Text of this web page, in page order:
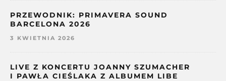
PRZEWODNIK: PRIMAVERA SOUND
BARCELONA 2026
3 KWIETNIA 2026
LIVE Z KONCERTU JOANNY SZUMACHER
I PAWŁA CIEŚLAKA Z ALBUMEM LIBE